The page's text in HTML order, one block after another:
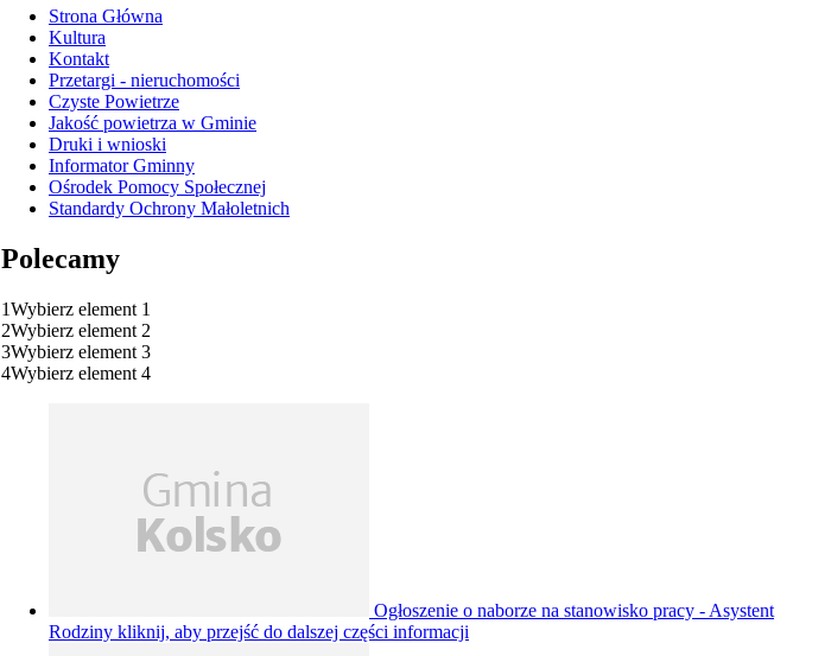
Strona Główna
Kultura
Kontakt
Przetargi - nieruchomości
Czyste Powietrze
Jakość powietrza w Gminie
Druki i wnioski
Informator Gminny
Ośrodek Pomocy Społecznej
Standardy Ochrony Małoletnich
Polecamy
1Wybierz element 1
2Wybierz element 2
3Wybierz element 3
4Wybierz element 4
Ogłoszenie o naborze na stanowisko pracy - Asystent
Rodziny kliknij, aby przejść do dalszej części informacji